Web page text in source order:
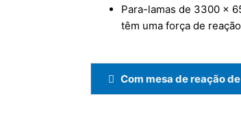
Para-lamas de 3300 x
têm uma força de
Com mesa de reação